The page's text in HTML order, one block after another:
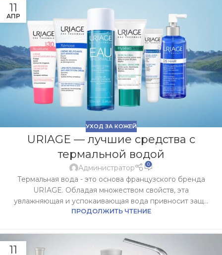
11
АПР
УХОД ЗА КОЖЕЙ
URIAGE — лучшие средства с
термальной водой
Администратор 0
Термальная вода - это основа французского бренда
URIAGE. Обладая множеством свойств, эта
увлажняющая и успокаивающая вода привносит защ...
ПРОДОЛЖИТЬ ЧТЕНИЕ
11